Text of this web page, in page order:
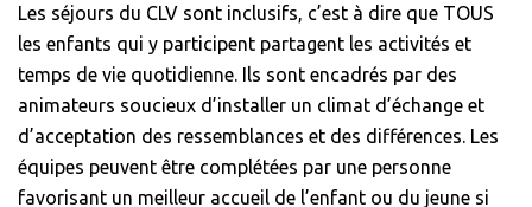
Les séjours du CLV sont inclusifs, c’est à dire que TOUS
les enfants qui y participent partagent les activités et
temps de vie quotidienne. Ils sont encadrés par des
animateurs soucieux d’installer un climat d’échange et
d’acceptation des ressemblances et des différences. Les
équipes peuvent être complétées par une personne
favorisant un meilleur accueil de l’enfant ou du jeune si